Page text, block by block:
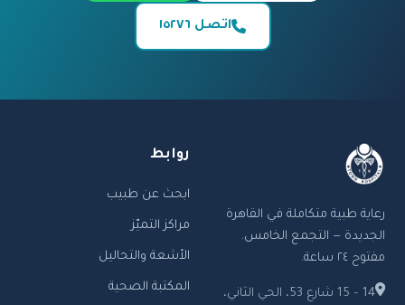
اتصل ١٥٢٧٦
رعاية طبية متكاملة في القاهرة
الجديدة — التجمع الخامس.
مفتوح ٢٤ ساعة.
14 – 15 شارع 53، الحي الثاني،
روابط
ابحث عن طبيب
مراكز التميّز
الأشعة والتحاليل
المكتبة الصحية